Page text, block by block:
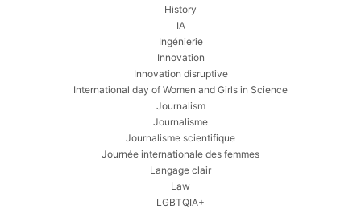
History
IA
Ingénierie
Innovation
Innovation disruptive
International day of Women and Girls in Science
Journalism
Journalisme
Journalisme scientifique
Journée internationale des femmes
Langage clair
Law
LGBTQIA+